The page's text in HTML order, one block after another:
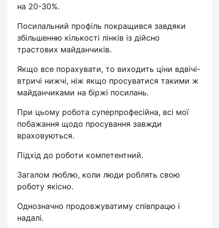
на 20-30%.
Посилальний профіль покращився завдяки
збільшенню кількості лінків із дійсно
трастових майданчиків.
Якщо все порахувати, то виходить ціни вдвічі-
втричі нижчі, ніж якщо просуватися такими ж
майданчиками на біржі посилань.
При цьому робота суперпрофесійна, всі мої
побажання щодо просування завжди
враховуються.
Підхід до роботи компетентний.
Загалом люблю, коли люди роблять свою
роботу якісно.
Однозначно продовжуватиму співпрацю і
надалі.